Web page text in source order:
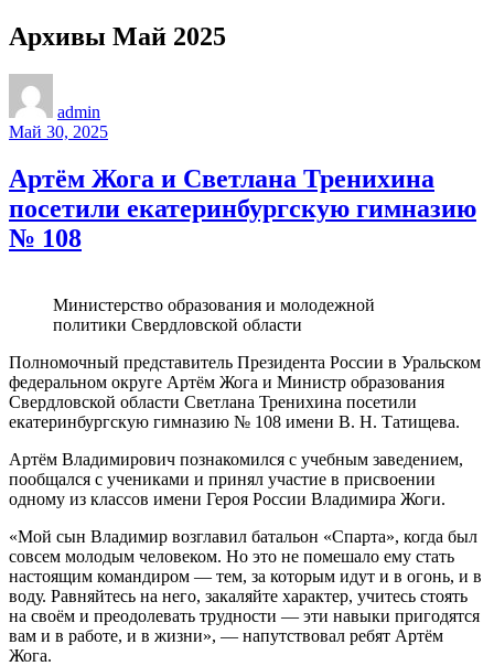
Архивы Май 2025
admin
Май 30, 2025
Артём Жога и Светлана Тренихина
посетили екатеринбургскую гимназию
№ 108
Министерство образования и молодежной
политики Свердловской области
Полномочный представитель Президента России в Уральском
федеральном округе Артём Жога и Министр образования
Свердловской области Светлана Тренихина посетили
екатеринбургскую гимназию № 108 имени В. Н. Татищева.
Артём Владимирович познакомился с учебным заведением,
пообщался с учениками и принял участие в присвоении
одному из классов имени Героя России Владимира Жоги.
«Мой сын Владимир возглавил батальон «Спарта», когда был
совсем молодым человеком. Но это не помешало ему стать
настоящим командиром — тем, за которым идут и в огонь, и в
воду. Равняйтесь на него, закаляйте характер, учитесь стоять
на своём и преодолевать трудности — эти навыки пригодятся
вам и в работе, и в жизни», — напутствовал ребят Артём
Жога.